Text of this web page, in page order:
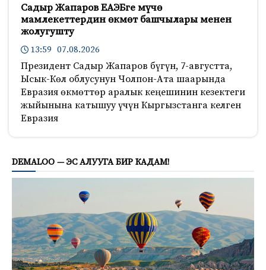
Садыр Жапаров ЕАЭБге мүчө
мамлекеттердин өкмөт башчылары менен
жолугушту
13:59 07.08.2026
Президент Садыр Жапаров бүгүн, 7-августта,
Ысык-Көл облусунун Чолпон-Ата шаарында
Евразия өкмөттөр аралык кеңешинин кезектеги
жыйынына катышуу үчүн Кыргызстанга келген
Евразия
DEMALOO — ЭС АЛУУГА БИР КАДАМ!